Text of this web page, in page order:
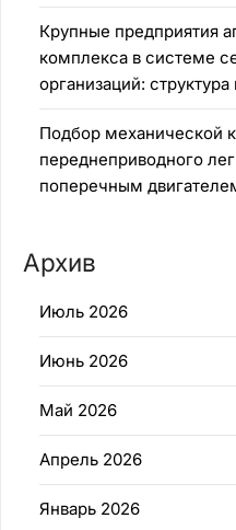
Крупные предприятия
комплекса в системе
организаций:
Подбор механической
переднеприводного
поперечным
Архив
Июль 2026
Июнь 2026
Май 2026
Апрель 2026
Январь 2026